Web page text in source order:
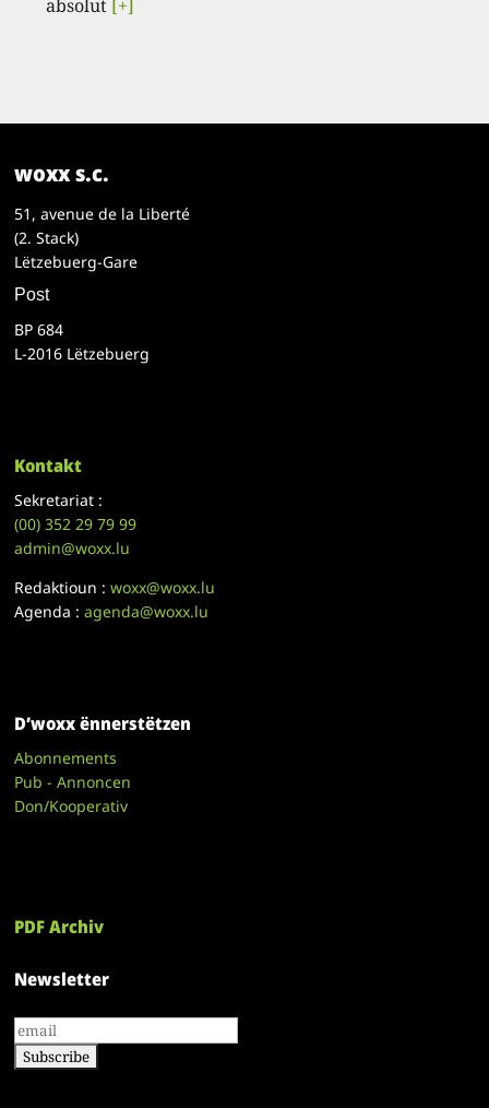
absolut [+]
woxx s.c.
51, avenue de la Liberté
(2. Stack)
Lëtzebuerg-Gare
Post
BP 684
L-2016 Lëtzebuerg
Kontakt
Sekretariat :
(00)352 29 79 99
admin@woxx.lu
Redaktioun :woxx@woxx.lu
Agenda :agenda@woxx.lu
D’woxx ënnerstëtzen
Abonnements
Pub - Annoncen
Don/Kooperativ
PDF Archiv
Newsletter